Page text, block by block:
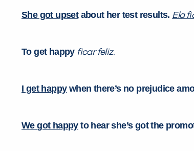
She got upsetabout her test results. Ela
To get happy ficar feliz.
I get happywhen there’s no prejudice
We got happyto hear she’s got the